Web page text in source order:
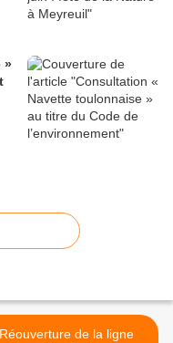
»
Réouverture de la ligne